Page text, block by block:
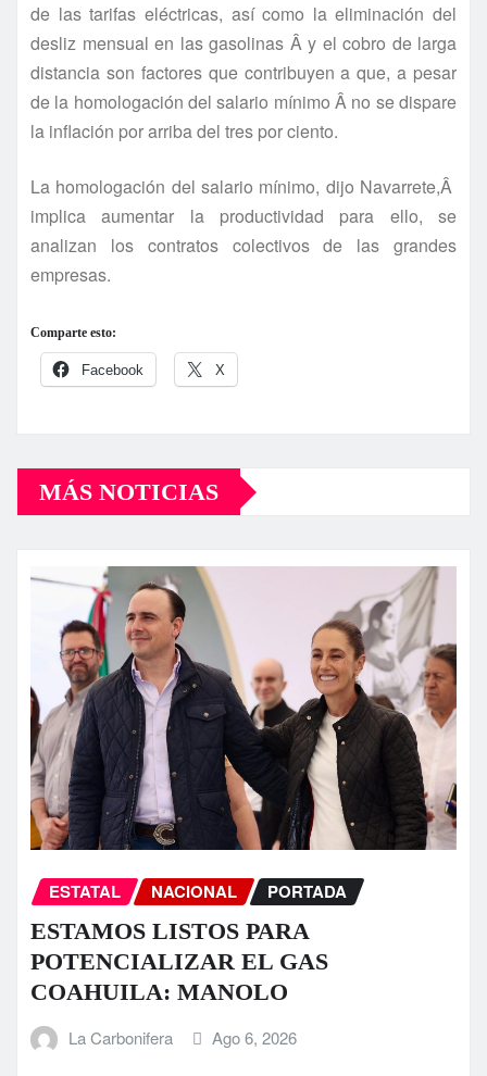
de las tarifas eléctricas, así­ como la eliminación del
desliz mensual en las gasolinas Â y el cobro de larga
distancia son factores que contribuyen a que, a pesar
de la homologación del salario mí­nimo Â no se dispare
la inflación por arriba del tres por ciento.
La homologación del salario mí­nimo, dijo Navarrete,Â
implica aumentar la productividad para ello, se
analizan los contratos colectivos de las grandes
empresas.
Comparte esto:
Facebook X
MÁS NOTICIAS
ESTATAL NACIONAL PORTADA
ESTAMOS LISTOS PARA
POTENCIALIZAR EL GAS
COAHUILA: MANOLO
La Carbonifera Ago 6, 2026